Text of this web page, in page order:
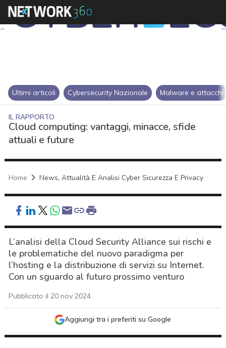
Ultimi articoli Cybersecurity Nazionale Malware e attacchi
IL RAPPORTO
Cloud computing: vantaggi, minacce, sfide
attuali e future
Home News, Attualità E Analisi Cyber Sicurezza E Privacy
L’analisi della Cloud Security Alliance sui rischi e
le problematiche del nuovo paradigma per
l’hosting e la distribuzione di servizi su Internet.
Con un sguardo al futuro prossimo venturo
Pubblicato il 20 nov 2024
Aggiungi tra i preferiti su Google